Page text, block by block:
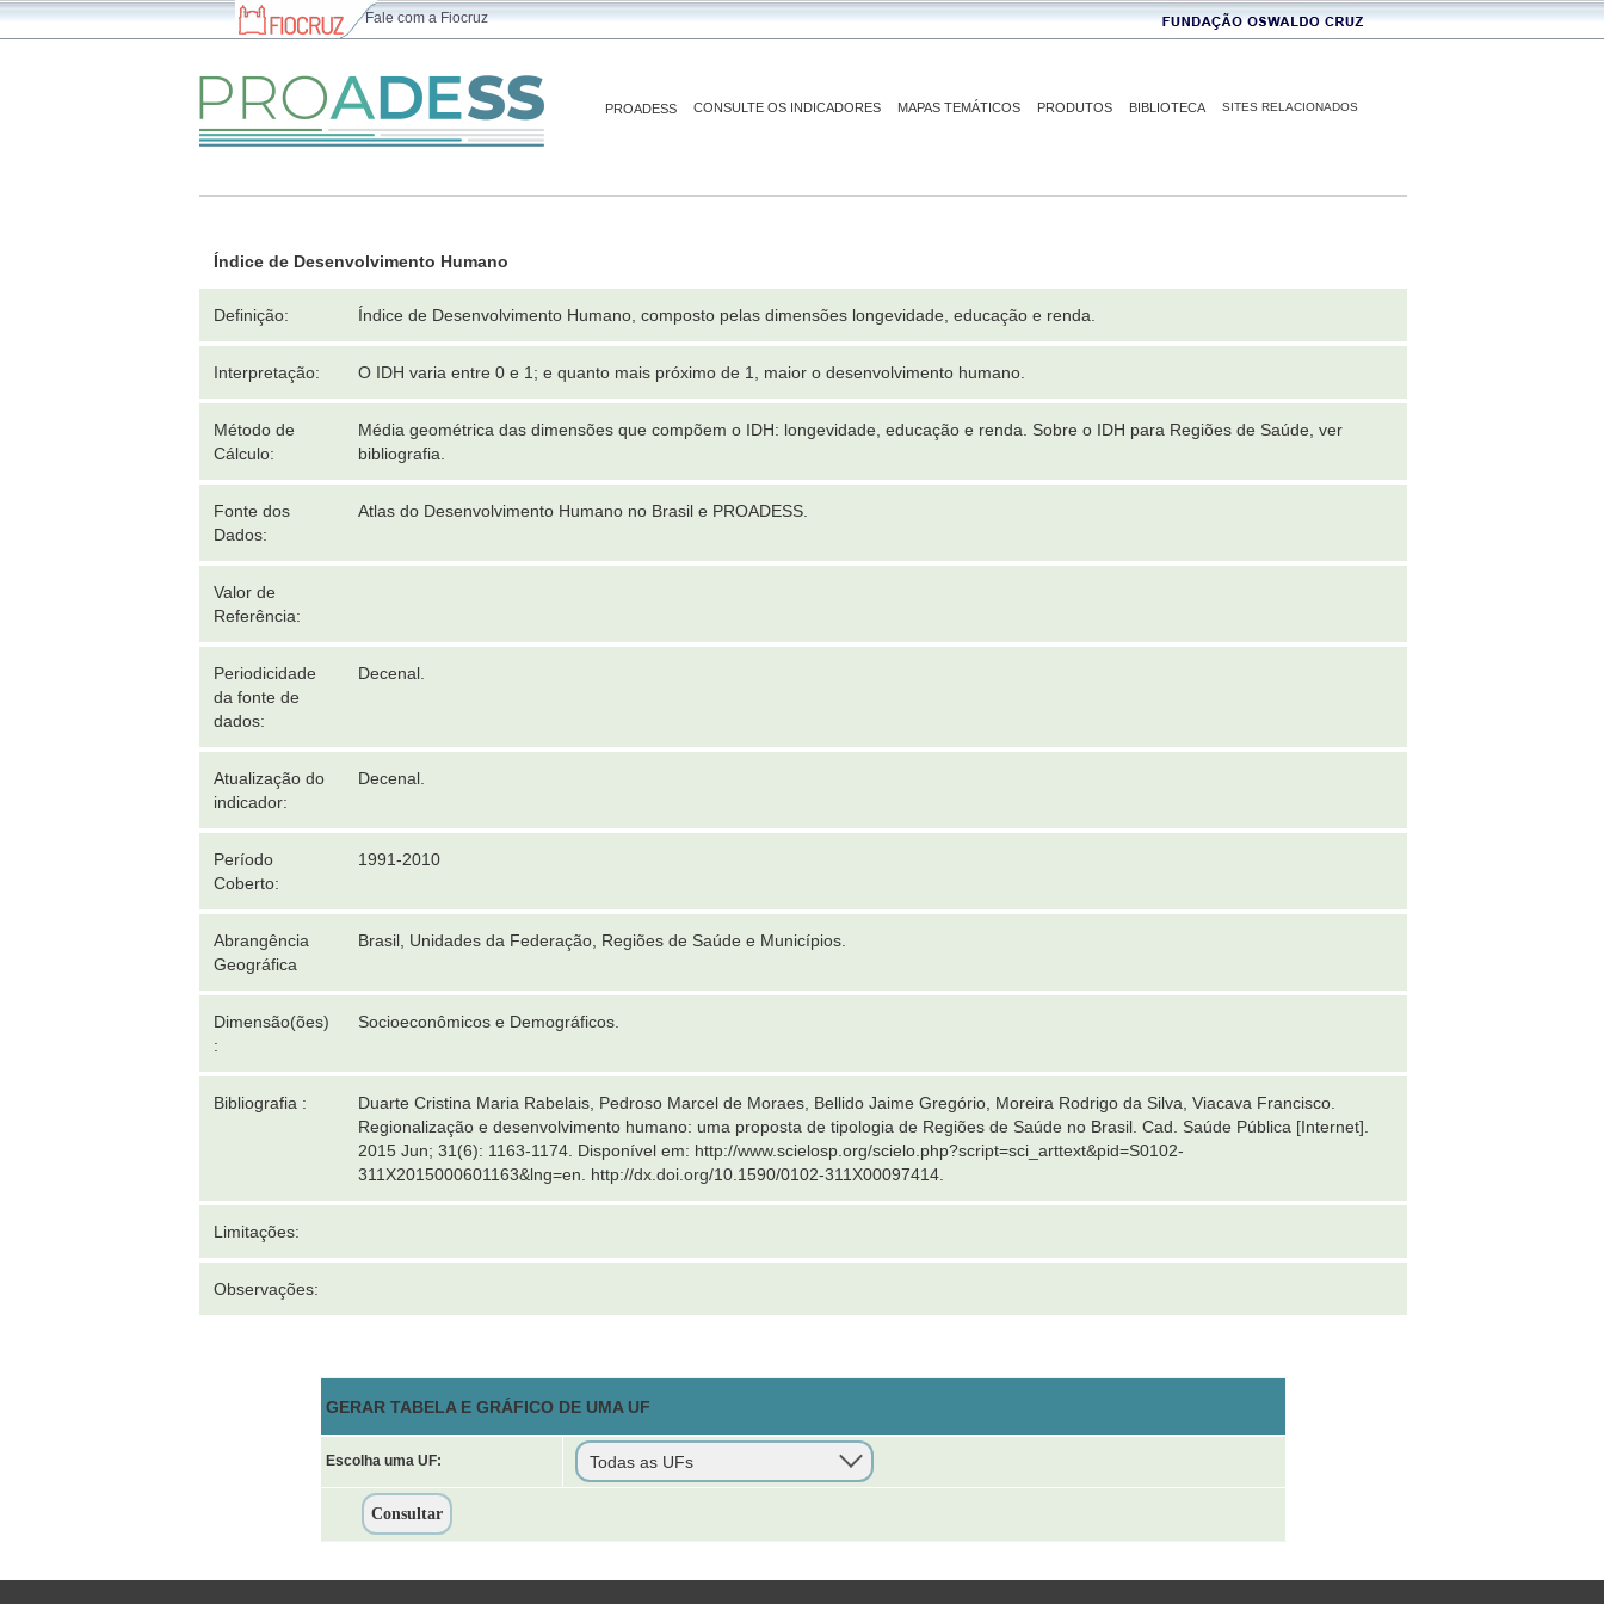
Fale com a Fiocruz
PROADESS CONSULTE OS INDICADORES MAPAS TEMÁTICOS PRODUTOS BIBLIOTECA SITES RELACIONADOS
Índice de Desenvolvimento Humano
Definição: Índice de Desenvolvimento Humano, composto pelas dimensões longevidade, educação e renda.
Interpretação: O IDH varia entre 0 e 1; e quanto mais próximo de 1, maior o desenvolvimento humano.
Método de
Cálculo:
Média geométrica das dimensões que compõem o IDH: longevidade, educação e renda. Sobre o IDH para Regiões de Saúde, ver
bibliografia.
Fonte dos
Dados:
Atlas do Desenvolvimento Humano no Brasil e PROADESS.
Valor de
Referência:
Periodicidade
da fonte de
dados:
Decenal.
Atualização do
indicador:
Decenal.
Período
Coberto:
1991-2010
Abrangência
Geográfica
Brasil, Unidades da Federação, Regiões de Saúde e Municípios.
Dimensão(ões)
:
Socioeconômicos e Demográficos.
Bibliografia :
Duarte Cristina Maria Rabelais, Pedroso Marcel de Moraes, Bellido Jaime Gregório, Moreira Rodrigo da Silva, Viacava Francisco.
Regionalização e desenvolvimento humano: uma proposta de tipologia de Regiões de Saúde no Brasil. Cad. Saúde Pública [Internet].
2015 Jun; 31(6): 1163-1174. Disponível em: http://www.scielosp.org/scielo.php?script=sci_arttext&pid=S0102-
311X2015000601163&lng=en. http://dx.doi.org/10.1590/0102-311X00097414.
Limitações:
Observações:
GERAR TABELA E GRÁFICO DE UMA UF
Escolha uma UF: